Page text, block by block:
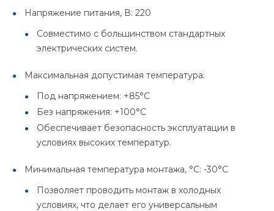
Напряжение питания, В: 220
Совместимо с большинством стандартных
электрических систем.
Максимальная допустимая температура:
Под напряжением: +85°C
Без напряжения: +100°C
Обеспечивает безопасность эксплуатации в
условиях высоких температур.
Минимальная температура монтажа, °C: -30°C
Позволяет проводить монтаж в холодных
условиях, что делает его универсальным